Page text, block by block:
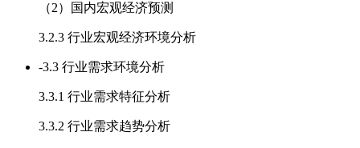
（2）国内宏观经济预测
3.2.3 行业宏观经济环境分析
-3.3 行业需求环境分析
3.3.1 行业需求特征分析
3.3.2 行业需求趋势分析